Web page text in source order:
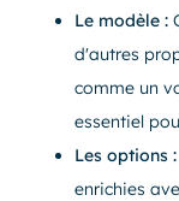
Le modèle :
d'autres
comme un
essentiel
Les options :
enrichies